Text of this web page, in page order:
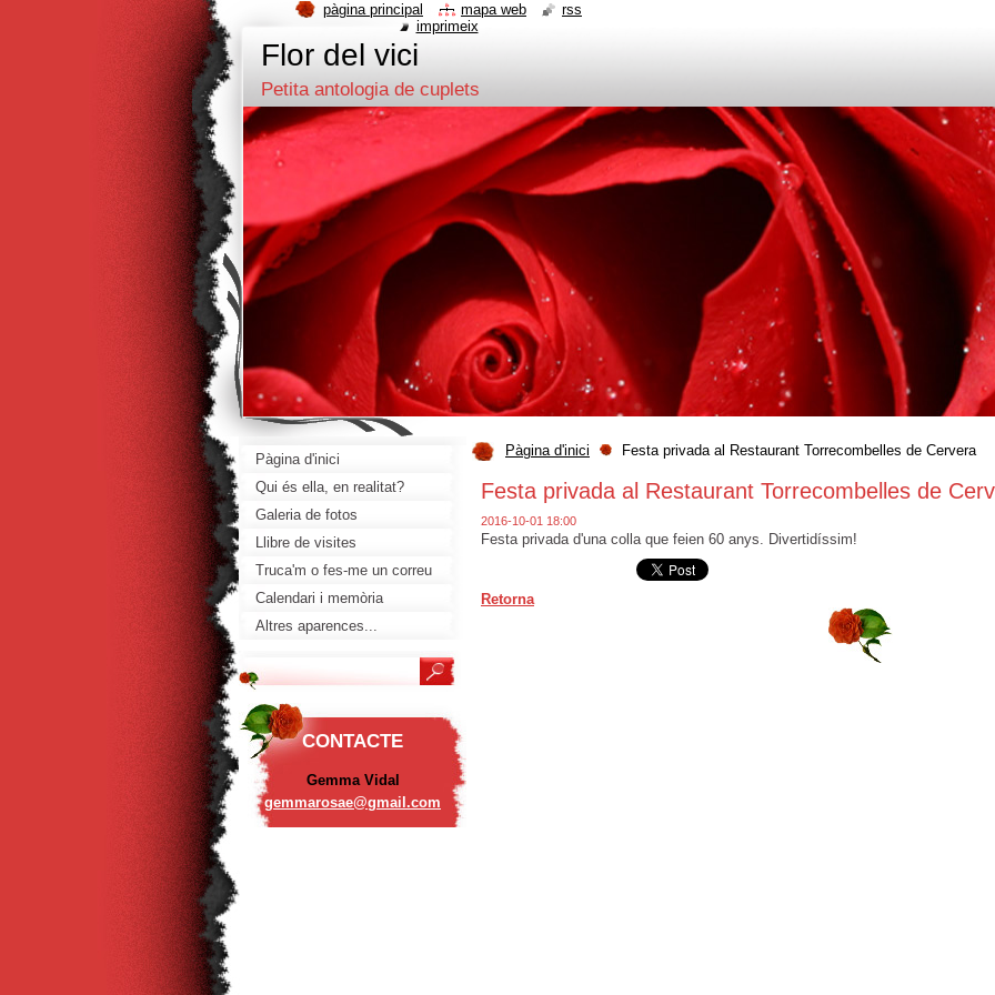
Flor del vici
Petita antologia de cuplets
Pàgina d'inici Festa privada al Restaurant Torrecombelles de Cervera
Festa privada al Restaurant Torrecombelles de
2016-10-01 18:00
Festa privada d'una colla que feien 60 anys. Divertidíssim!
Retorna
Pàgina d'inici
Qui és ella, en realitat?
Galeria de fotos
Llibre de visites
Truca'm o fes-me un correu
Calendari i memòria
Altres aparences...
CONTACTE
Gemma Vidal
gemmarosae@gmail .com
pàgina principal mapa web
rss
imprimeix